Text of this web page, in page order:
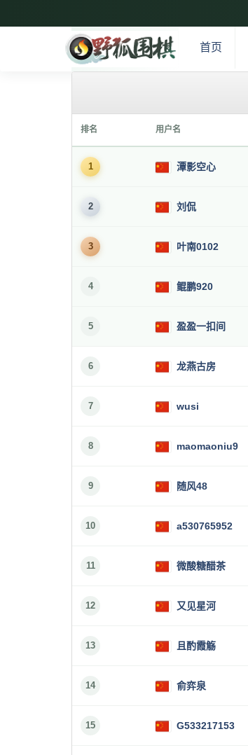
首页
排名 用户名
1 潭影空心
2 刘侃
3 叶南0102
4 鲲鹏920
5 盈盈一扣间
6 龙燕古房
7 wusi
8 maomaoniu9
9 随风48
10 a530765952
11 微酸糖醋茶
12 又见星河
13 且酌霞觞
14 俞弈泉
15 G533217153